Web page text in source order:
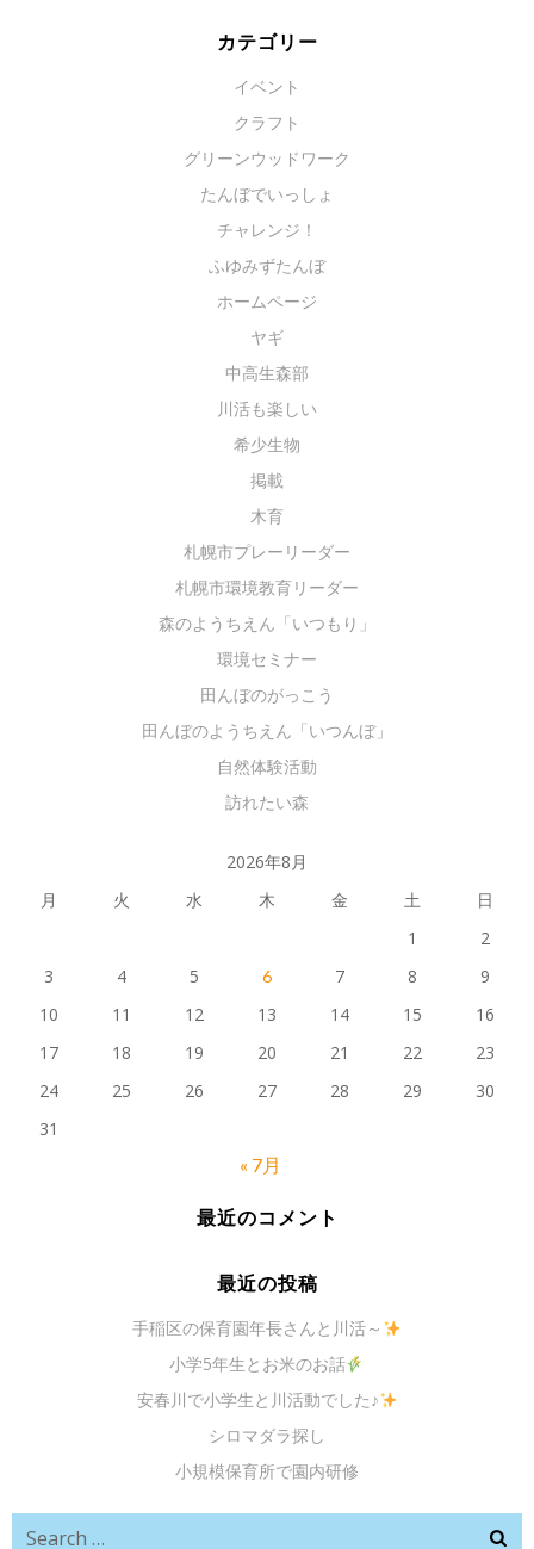
カテゴリー
イベント
クラフト
グリーンウッドワーク
たんぼでいっしょ
チャレンジ！
ふゆみずたんぼ
ホームページ
ヤギ
中高生森部
川活も楽しい
希少生物
掲載
木育
札幌市プレーリーダー
札幌市環境教育リーダー
森のようちえん「いつもり」
環境セミナー
田んぼのがっこう
田んぼのようちえん「いつんぼ」
自然体験活動
訪れたい森
2026年8月
月
火 水 木 金 土
日
1
2
3
4 5 6 7 8
9
10
11 12 13 14 15
16
17
18 19 20 21 22
23
24
25 26 27 28 29
30
31
« 7月
最近のコメント
最近の投稿
手稲区の保育園年長さんと川活～
小学5年生とお米のお話
安春川で小学生と川活動でした♪
シロマダラ探し
小規模保育所で園内研修
Search